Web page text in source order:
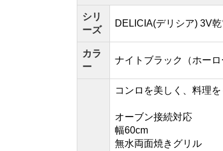
シリ
ーズ
DELICIA(デリシア) 3V
カラ
ー
ナイトブラック（ホーロ
コンロを美しく、料理を
オーブン接続対応
幅60cm
無水両面焼きグリル